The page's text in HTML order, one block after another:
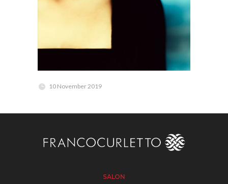
10 November 2019
SALON